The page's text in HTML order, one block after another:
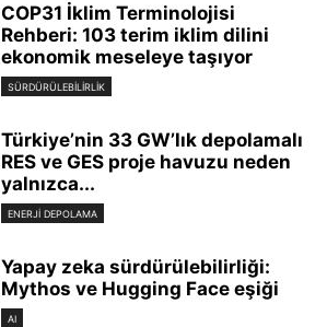
COP31 İklim Terminolojisi
Rehberi: 103 terim iklim dilini
ekonomik meseleye taşıyor
SÜRDÜRÜLEBILIRLIK
Türkiye’nin 33 GW’lık depolamalı
RES ve GES proje havuzu neden
yalnızca...
ENERJI DEPOLAMA
Yapay zeka sürdürülebilirliği:
Mythos ve Hugging Face eşiği
AI